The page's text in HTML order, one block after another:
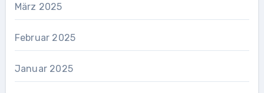
März 2025
Februar 2025
Januar 2025